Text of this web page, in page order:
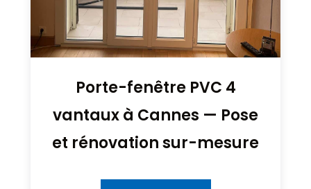
Porte-fenêtre PVC 4
vantaux à Cannes — Pose
et rénovation sur-mesure